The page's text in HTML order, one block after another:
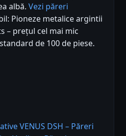
albă. Vezi păreri
Pioneze metalice argintii
– prețul cel mai mic
de 100 de piese.
VENUS DSH – Păreri